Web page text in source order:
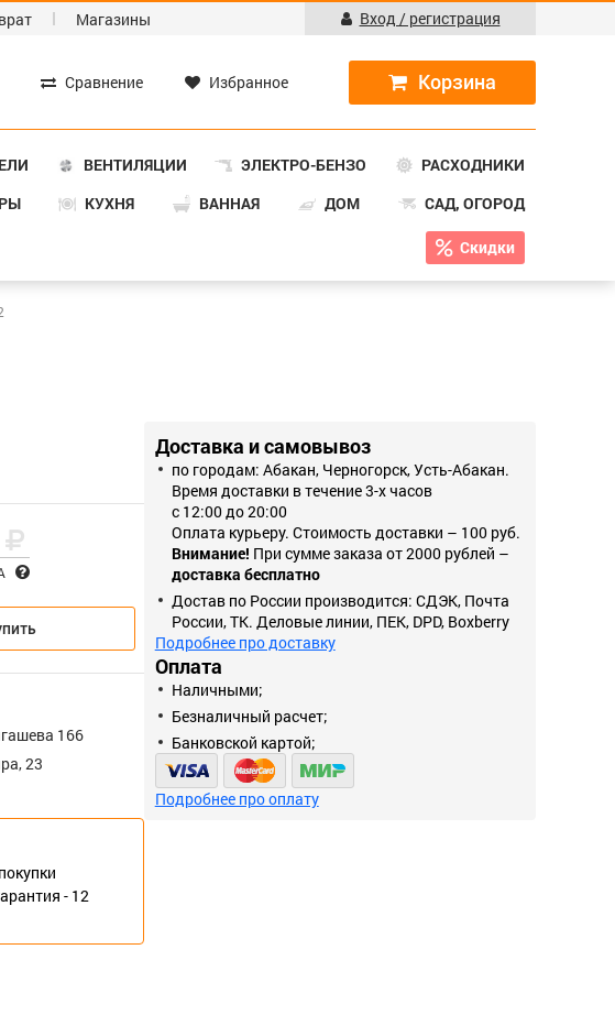
Магазины Вход / регистрация
Сравнение Избранное
ВЕНТИЛЯЦИИ ЭЛЕКТРО-БЕНЗО
РАСХОДНИКИ
КУХНЯ ВАННАЯ ДОМ САД, ОГОРОД
Скидки
166
23
- 12
Доставка и самовывоз
по городам: Абакан, Черногорск, Усть-Абакан.
Время доставки в течение 3-х часов
с 12:00 до 20:00
Оплата курьеру. Стоимость доставки – 100 руб.
Внимание! При сумме заказа от 2000 рублей –
доставка бесплатно
Достав по России производится: СДЭК, Почта
России, ТК. Деловые линии, ПЕК, DPD, Boxberry
Подробнее про доставку
Оплата
Наличными;
Безналичный расчет;
Банковской картой;
Подробнее про оплату